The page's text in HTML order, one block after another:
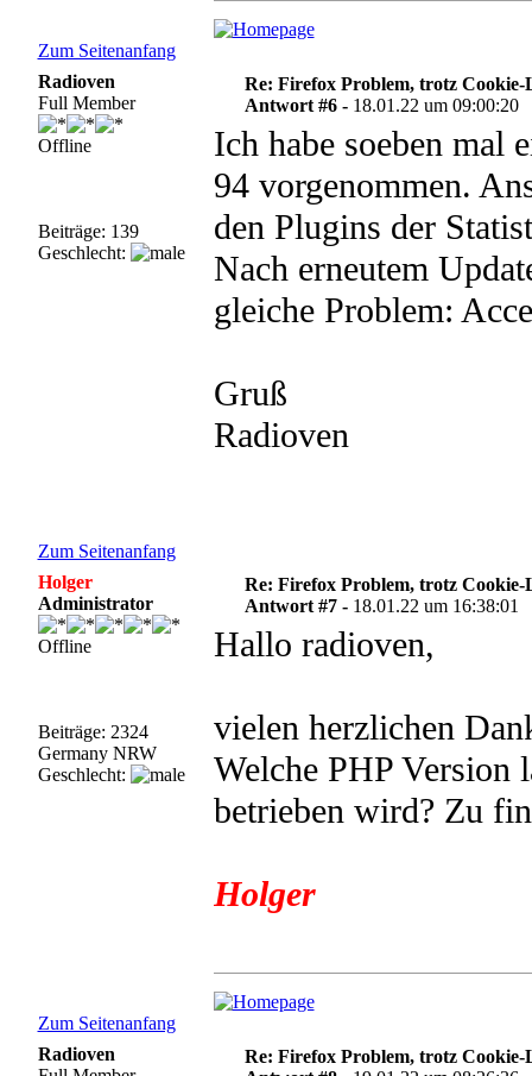
Zum Seitenanfang
Radioven
Full Member
Offline
Beiträge: 139
Geschlecht:
Re: Firefox Problem, trotz Cookie-
Antwort #6 - 18.01.22 um 09:00:20
Ich habe soeben mal
94 vorgenommen.
den Plugins der
Nach erneutem
gleiche Problem:
Gruß
Radioven
Zum Seitenanfang
Holger
Administrator
Offline
Beiträge: 2324
Germany NRW
Geschlecht:
Re: Firefox Problem, trotz Cookie-
Antwort #7 - 18.01.22 um 16:38:01
Hallo radioven,
vielen herzlichen
Welche PHP Version
betrieben wird? Zu
Holger
Zum Seitenanfang
Radioven
Re: Firefox Problem, trotz Cookie-